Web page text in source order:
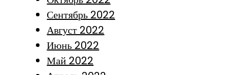
Сентябрь 2022
Август 2022
Июнь 2022
Май 2022